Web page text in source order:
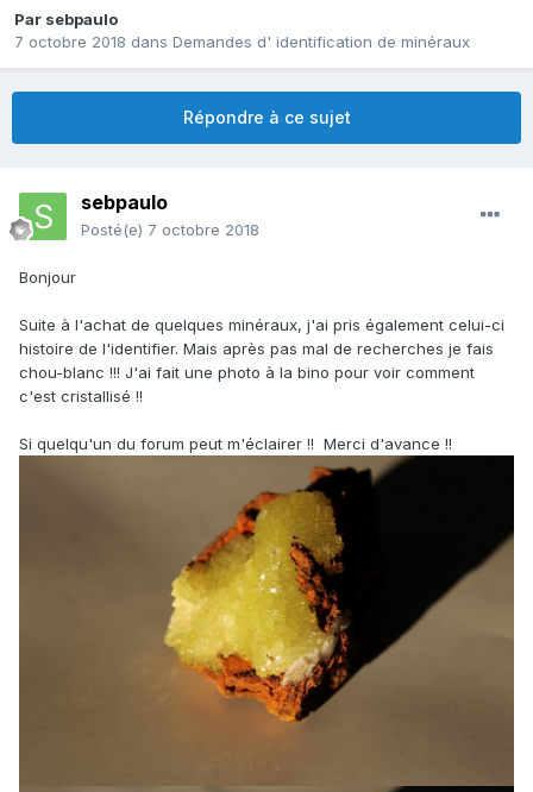
Par sebpaulo
7 octobre 2018 dans Demandes d' identification de minéraux
Répondre à ce sujet
sebpaulo
Posté(e) 7 octobre 2018
Bonjour
Suite à l'achat de quelques minéraux, j'ai pris également celui-ci
histoire de l'identifier. Mais après pas mal de recherches je fais
chou-blanc !!! J'ai fait une photo à la bino pour voir comment
c'est cristallisé !!
Si quelqu'un du forum peut m'éclairer !! Merci d'avance !!